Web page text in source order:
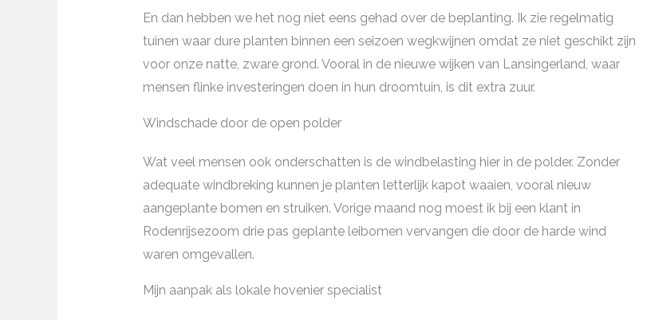
En dan hebben we het nog niet eens gehad over de beplanting. Ik zie regelmatig
tuinen waar dure planten binnen een seizoen wegkwijnen omdat ze niet geschikt zijn
voor onze natte, zware grond. Vooral in de nieuwe wijken van Lansingerland, waar
mensen flinke investeringen doen in hun droomtuin, is dit extra zuur.
Windschade door de open polder
Wat veel mensen ook onderschatten is de windbelasting hier in de polder. Zonder
adequate windbreking kunnen je planten letterlijk kapot waaien, vooral nieuw
aangeplante bomen en struiken. Vorige maand nog moest ik bij een klant in
Rodenrijsezoom drie pas geplante leibomen vervangen die door de harde wind
waren omgevallen.
Mijn aanpak als lokale hovenier specialist